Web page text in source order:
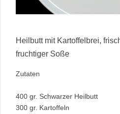
Heilbutt mit Kartoffelbrei,
fruchtiger Soße
Zutaten
400 gr. Schwarzer Heilbutt
300 gr. Kartoffeln